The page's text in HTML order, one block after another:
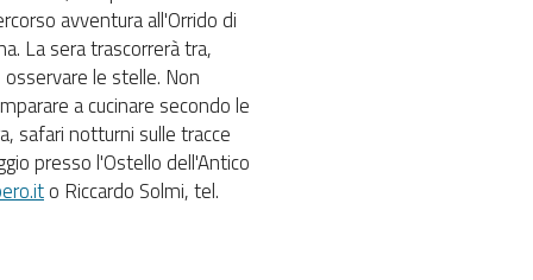
avventura all'Orrido di
La sera trascorrerà tra,
le stelle. Non
a cucinare secondo le
safari notturni sulle tracce
presso l'Ostello dell'Antico
o Riccardo Solmi, tel.